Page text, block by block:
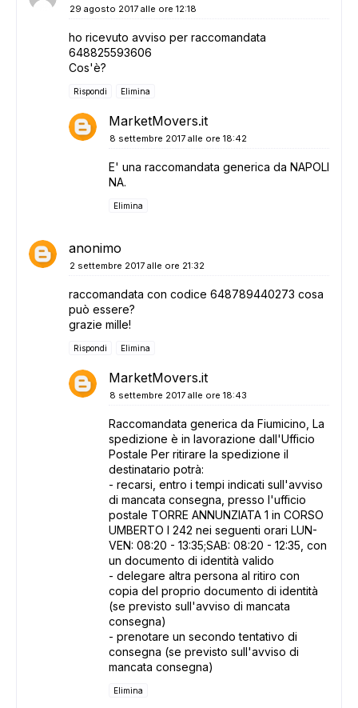
29 agosto 2017 alle ore 12:18
ho ricevuto avviso per raccomandata
648825593606
Cos'è?
Rispondi Elimina
MarketMovers.it
8 settembre 2017 alle ore 18:42
E' una raccomandata generica da NAPOLI
NA.
Elimina
anonimo
2 settembre 2017 alle ore 21:32
raccomandata con codice 648789440273 cosa
può essere?
grazie mille!
Rispondi Elimina
MarketMovers.it
8 settembre 2017 alle ore 18:43
Raccomandata generica da Fiumicino, La
spedizione è in lavorazione dall'Ufficio
Postale Per ritirare la spedizione il
destinatario potrà:
- recarsi, entro i tempi indicati sull'avviso
di mancata consegna, presso l'ufficio
postale TORRE ANNUNZIATA 1 in CORSO
UMBERTO I 242 nei seguenti orari LUN-
VEN: 08:20 - 13:35;SAB: 08:20 - 12:35, con
un documento di identità valido
- delegare altra persona al ritiro con
copia del proprio documento di identità
(se previsto sull'avviso di mancata
consegna)
- prenotare un secondo tentativo di
consegna (se previsto sull'avviso di
mancata consegna)
Elimina